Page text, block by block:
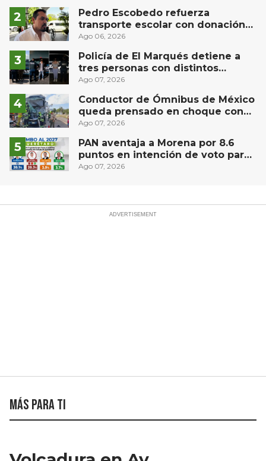
Pedro Escobedo refuerza
transporte escolar con donación
de camión de Flecha Amarilla para
Ago 06, 2026
Policía de El Marqués detiene a
tres personas con distintos
narcóticos
Ago 07, 2026
Conductor de Ómnibus de México
queda prensado en choque con
materialista en San Juan del Río
Ago 07, 2026
PAN aventaja a Morena por 8.6
puntos en intención de voto para
gubernatura de Querétaro, según
Ago 07, 2026
Más para ti